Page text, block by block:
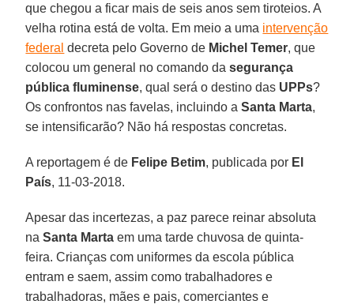
que chegou a ficar mais de seis anos sem tiroteios. A
velha rotina está de volta. Em meio a uma intervenção
federal decreta pelo Governo de Michel Temer, que
colocou um general no comando dasegurança
pública fluminense, qual será o destino das UPPs?
Os confrontos nas favelas, incluindo aSanta Marta,
se intensificarão? Não há respostas concretas.
A reportagem é de Felipe Betim, publicada por El
País, 11-03-2018.
Apesar das incertezas, a paz parece reinar absoluta
naSanta Marta em uma tarde chuvosa de quinta-
feira. Crianças com uniformes da escola pública
entram e saem, assim como trabalhadores e
trabalhadoras, mães e pais, comerciantes e